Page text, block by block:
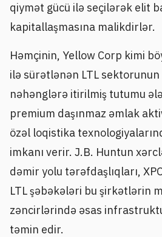
qiymət gücü ilə seçilərək elit
kapitallaşmasına malikdirlər.
Həmçinin, Yellow Corp kimi
ilə sürətlənən LTL sektorunun
nəhənglərə itirilmiş tutumu
premium daşınmaz əmlak
özəl loqistika
imkanı verir. J.B. Huntun
dəmir yolu tərəfdaşlıqları,
LTL şəbəkələri bu şirkətlərin
zəncirlərində əsas
təmin edir.